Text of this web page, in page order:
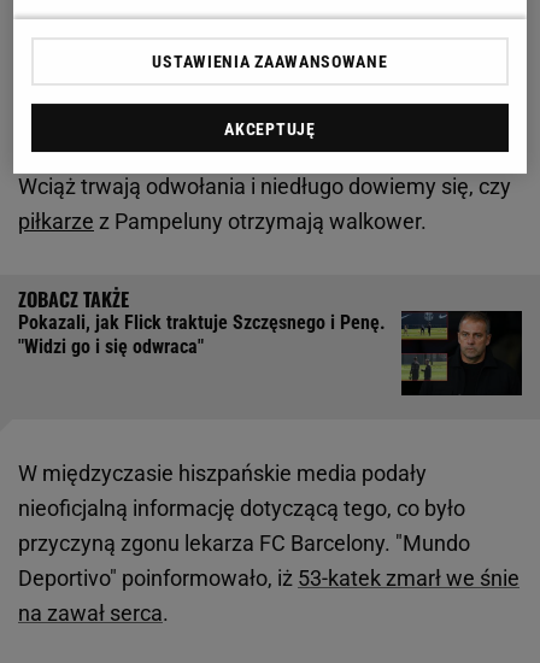
Nagła śmierć lekarza FC Barcelony
OstatecznieBlaugranawygrała to starcie 3:0, ale
Martineza, którego występ miał złamać przepisy.
Wciąż trwają odwołania i niedługo dowiemy się, czy
piłkarze z Pampeluny otrzymają walkower.
Pokazali, jak Flick traktuje Szczęsnego i Penę.
"Widzi go i się odwraca"
W międzyczasie hiszpańskie media podały
nieoficjalną informację dotyczącą tego, co było
przyczyną zgonu lekarza FC Barcelony. "Mundo
Deportivo" poinformowało, iż 53-katek zmarł we śnie
na zawał serca.
USTAWIENIA ZAAWANSOWANE
AKCEPTUJĘ